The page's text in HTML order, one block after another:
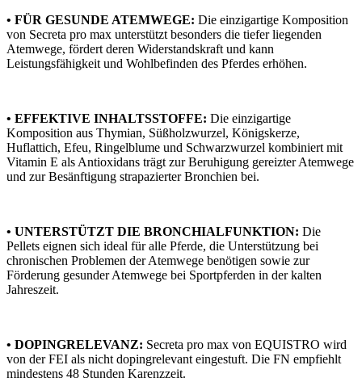
• FÜR GESUNDE ATEMWEGE: Die einzigartige Komposition
von Secreta pro max unterstützt besonders die tiefer liegenden
Atemwege, fördert deren Widerstandskraft und kann
Leistungsfähigkeit und Wohlbefinden des Pferdes erhöhen.
• EFFEKTIVE INHALTSSTOFFE: Die einzigartige
Komposition aus Thymian, Süßholzwurzel, Königskerze,
Huflattich, Efeu, Ringelblume und Schwarzwurzel kombiniert mit
Vitamin E als Antioxidans trägt zur Beruhigung gereizter Atemwege
und zur Besänftigung strapazierter Bronchien bei.
• UNTERSTÜTZT DIE BRONCHIALFUNKTION: Die
Pellets eignen sich ideal für alle Pferde, die Unterstützung bei
chronischen Problemen der Atemwege benötigen sowie zur
Förderung gesunder Atemwege bei Sportpferden in der kalten
Jahreszeit.
• DOPINGRELEVANZ: Secreta pro max von EQUISTRO wird
von der FEI als nicht dopingrelevant eingestuft. Die FN empfiehlt
mindestens 48 Stunden Karenzzeit.